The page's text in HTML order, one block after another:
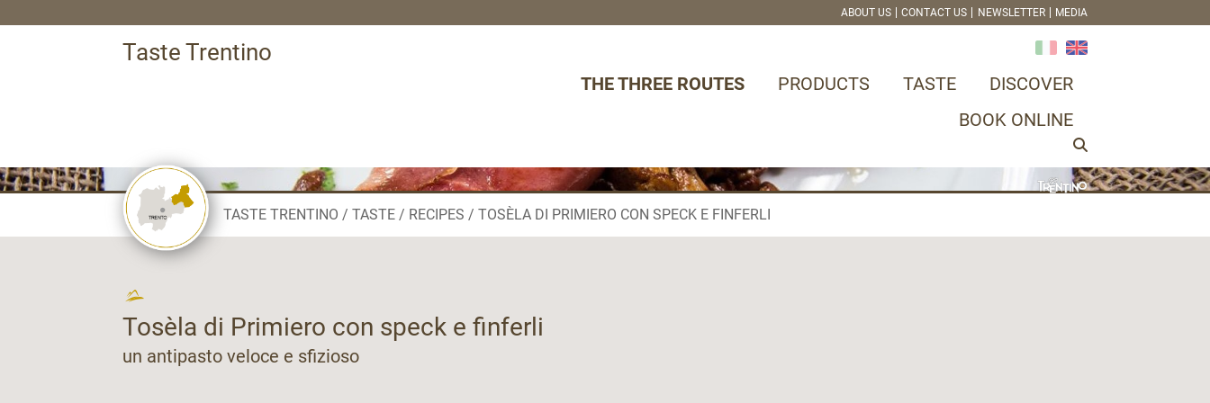
ABOUT US CONTACT US NEWSLETTER MEDIA
Taste Trentino
THE THREE ROUTES PRODUCTS TASTE
DISCOVER
BOOK ONLINE
TASTE TRENTINO TASTE RECIPES TOSÈLA DI PRIMIERO CON SPECK E FINFERLI
Tosèla di Primiero con speck e finferli
un antipasto veloce e sfizioso